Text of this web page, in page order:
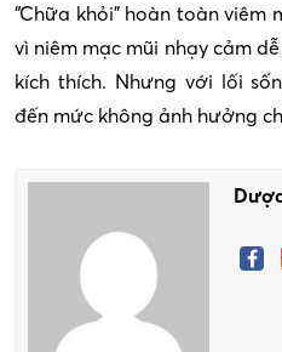
“Chữa khỏi” hoàn toàn viêm
vì niêm mạc mũi nhạy cảm
kích thích. Nhưng với lối
đến mức không ảnh hưởng